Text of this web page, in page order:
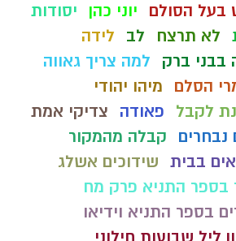
בעל הסולם יוני כהן
יסודות
לא תרצח לב
לידה
בבני ברק
למה צריך גאווה
הסלם
מיהו יהודי
לקבל
פאודה
צדיקי אמת
נבחרים
קבלה מהמקור
בבית שידוכים אשלג
בספר התניא פרק מח
בספר התניא וידיאו